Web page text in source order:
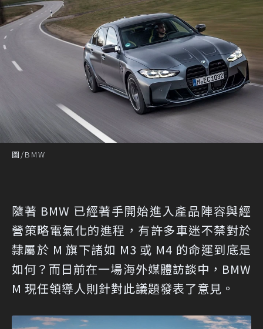
圖/BMW
隨著 BMW 已經著手開始進入產品陣容與經
營策略電氣化的進程，有許多車迷不禁對於
隸屬於 M 旗下諸如 M3 或 M4 的命運到底是
如何？而日前在一場海外媒體訪談中，BMW
M 現任領導人則針對此議題發表了意見。